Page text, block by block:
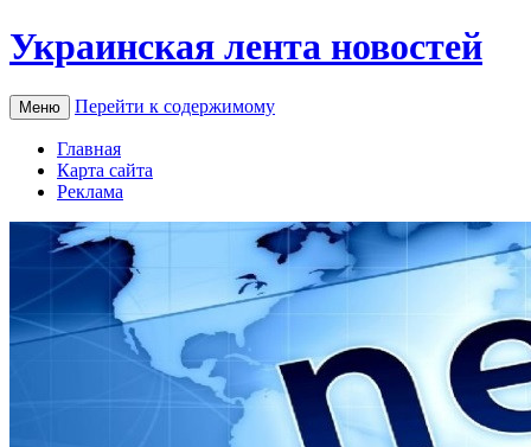
Украинская лента новостей
Меню Перейти к содержимому
Главная
Карта сайта
Реклама